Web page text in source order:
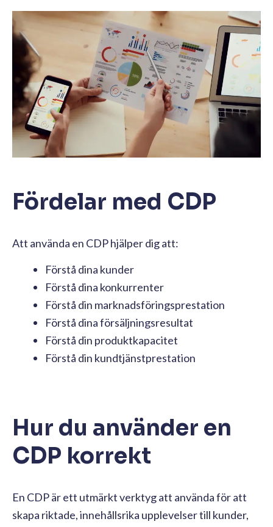
Fördelar med CDP
Att använda en CDP hjälper dig att:
Förstå dina kunder
Förstå dina konkurrenter
Förstå din marknadsföringsprestation
Förstå dina försäljningsresultat
Förstå din produktkapacitet
Förstå din kundtjänstprestation
Hur du använder en
CDP korrekt
En CDP är ett utmärkt verktyg att använda för att
skapa riktade, innehållsrika upplevelser till kunder,